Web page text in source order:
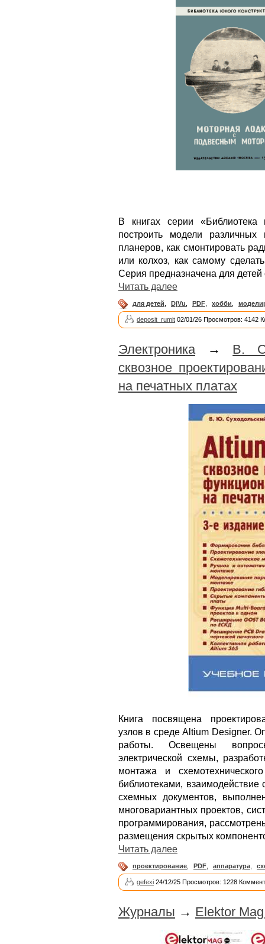
В книгах серии «Библиотека
построить модели
планеров, как смонтировать
или колхоз, как самому
Серия предназначена для детей
Читать далее
для детей DjVu PDF хобби
deposit_rumit 02/01/26 Просмотров: 4142
Электроника → В.
сквозное
на печатных платах
Книга посвящена
узлов в среде Altium Designer.
работы. Освещены
электрической схемы,
монтажа и
библиотеками,
схемных документов,
многовариантных проектов,
программирования,
размещения скрытых
Читать далее
проектирование PDF аппаратура
gefexi 24/12/25 Просмотров: 1228
Журналы → Elektor